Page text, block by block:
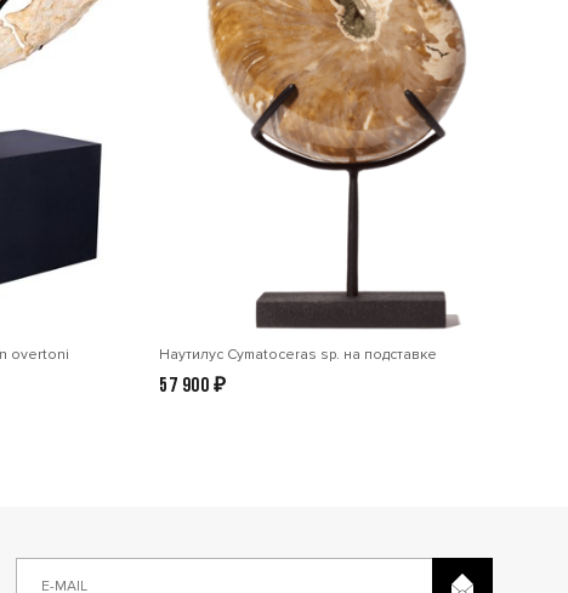
overtoni Наутилус Cymatoceras sp. на подставке
57 900₽